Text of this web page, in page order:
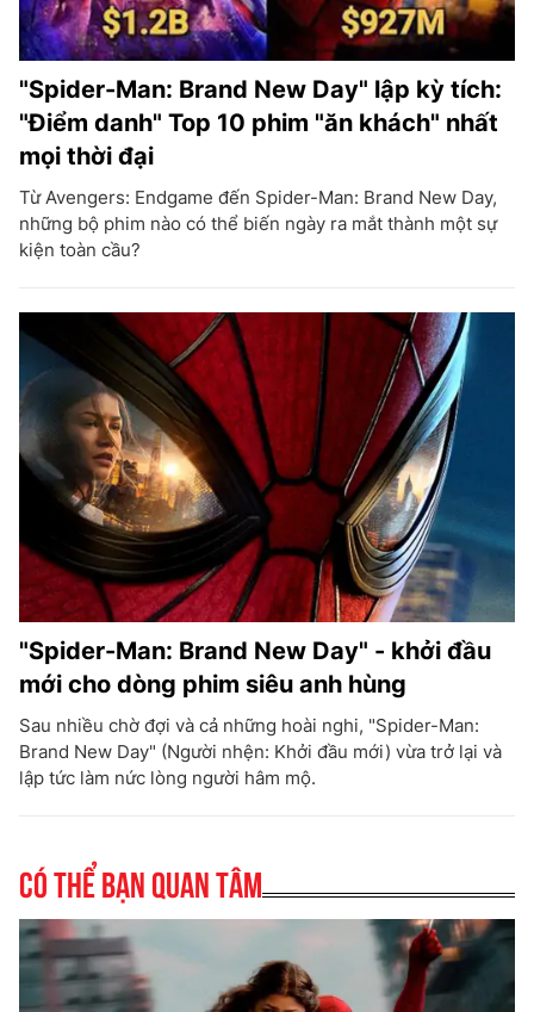
"Spider-Man: Brand New Day" lập kỳ tích:
"Điểm danh" Top 10 phim "ăn khách" nhất
mọi thời đại
Từ Avengers: Endgame đến Spider-Man: Brand New Day,
những bộ phim nào có thể biến ngày ra mắt thành một sự
kiện toàn cầu?
"Spider-Man: Brand New Day" - khởi đầu
mới cho dòng phim siêu anh hùng
Sau nhiều chờ đợi và cả những hoài nghi, "Spider-Man:
Brand New Day" (Người nhện: Khởi đầu mới) vừa trở lại và
lập tức làm nức lòng người hâm mộ.
Có thể bạn quan tâm